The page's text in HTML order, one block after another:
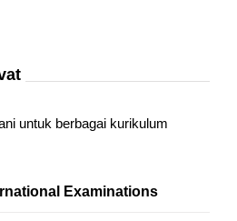
untuk berbagai kurikulum
Examinations